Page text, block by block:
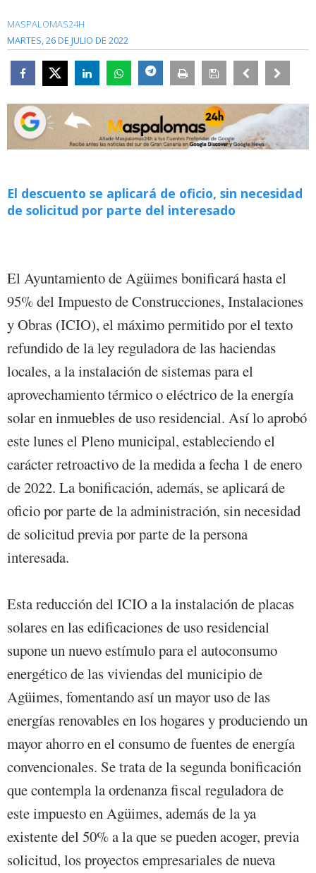
MASPALOMAS24H
MARTES, 26 DE JULIO DE 2022
El descuento se aplicará de oficio, sin necesidad
de solicitud por parte del interesado
El Ayuntamiento de Agüimes bonificará hasta el
95% del Impuesto de Construcciones, Instalaciones
y Obras (ICIO), el máximo permitido por el texto
refundido de la ley reguladora de las haciendas
locales, a la instalación de sistemas para el
aprovechamiento térmico o eléctrico de la energía
solar en inmuebles de uso residencial. Así lo aprobó
este lunes el Pleno municipal, estableciendo el
carácter retroactivo de la medida a fecha 1 de enero
de 2022. La bonificación, además, se aplicará de
oficio por parte de la administración, sin necesidad
de solicitud previa por parte de la persona
interesada.
Esta reducción del ICIO a la instalación de placas
solares en las edificaciones de uso residencial
supone un nuevo estímulo para el autoconsumo
energético de las viviendas del municipio de
Agüimes, fomentando así un mayor uso de las
energías renovables en los hogares y produciendo un
mayor ahorro en el consumo de fuentes de energía
convencionales. Se trata de la segunda bonificación
que contempla la ordenanza fiscal reguladora de
este impuesto en Agüimes, además de la ya
existente del 50% a la que se pueden acoger, previa
solicitud, los proyectos empresariales de nueva